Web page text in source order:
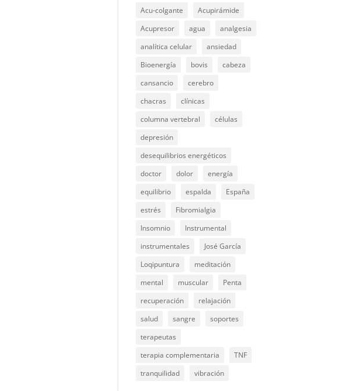
Acu-colgante
Acupirámide
Acupresor
agua
analgesia
analítica celular
ansiedad
Bioenergía
bovis
cabeza
cansancio
cerebro
chacras
clínicas
columna vertebral
células
depresión
desequilibrios energéticos
doctor
dolor
energía
equilibrio
espalda
España
estrés
Fibromialgia
Insomnio
Instrumental
instrumentales
José García
Loqipuntura
meditación
mental
muscular
Penta
recuperación
relajación
salud
sangre
soportes
terapeutas
terapia complementaria
TNF
tranquilidad
vibración